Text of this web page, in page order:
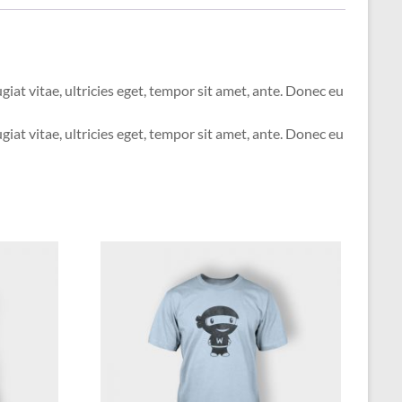
vitae, ultricies eget, tempor sit amet, ante. Donec eu
vitae, ultricies eget, tempor sit amet, ante. Donec eu